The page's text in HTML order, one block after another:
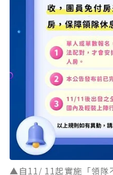
▲自11/ 11起實施「領隊